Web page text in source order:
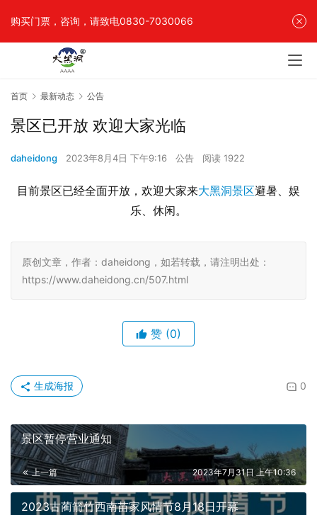
首页 最新动态 公告
景区已开放 欢迎大家光临
daheidong 2023年8月4日 下午9:16 公告 阅读 1922
目前景区已经全面开放，欢迎大家来大黑洞景区避暑、娱
乐、休闲。
原创文章，作者：daheidong，如若转载，请注明出处：
https://www.daheidong.cn/507.html
赞 (0)
0
生成海报
景区暂停营业通知
上一篇 2023年7月31日 上午10:36
2023古蔺箭竹西南苗家风情节8月18日开幕
购买门票，咨询，请致电0830-7030066